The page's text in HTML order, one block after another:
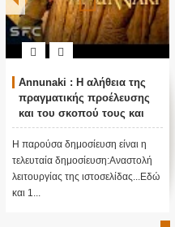
Annunaki : Η αλήθεια της
πραγματικής προέλευσης
και του σκοπού τους και
αναστολή λειτουργίας μας
....
Η παρούσα δημοσίευση είναι η
τελευταία δημοσίευση:Αναστολή
λειτουργίας της ιστοσελίδας...Εδώ
και 1...